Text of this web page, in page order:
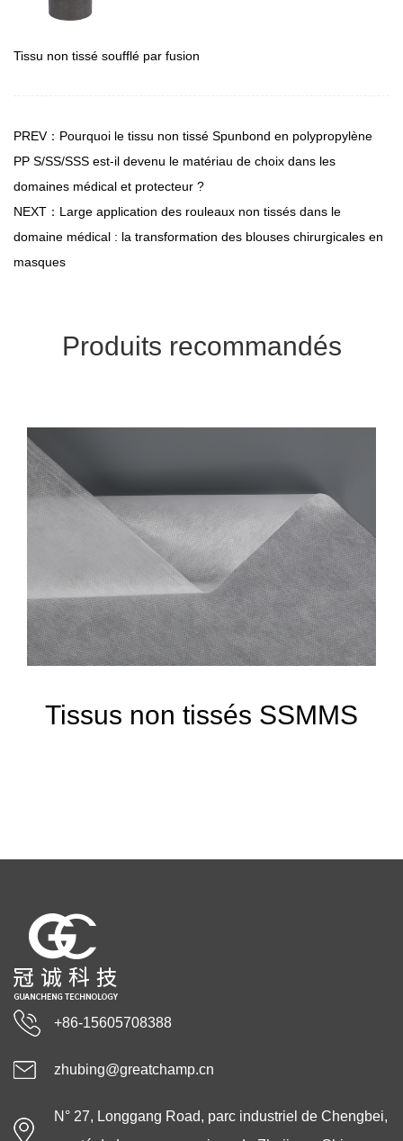
Tissu non tissé soufflé par fusion
PREV：Pourquoi le tissu non tissé Spunbond en polypropylène
PP S/SS/SSS est-il devenu le matériau de choix dans les
domaines médical et protecteur ?
NEXT：Large application des rouleaux non tissés dans le
domaine médical : la transformation des blouses chirurgicales en
masques
Produits recommandés
Tissus non tissés SSMMS
+86-15605708388
zhubing@greatchamp.cn
N° 27, Longgang Road, parc industriel de Chengbei,